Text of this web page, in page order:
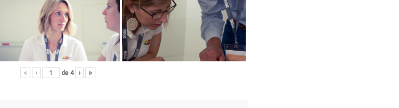
« ‹ de 4 › »